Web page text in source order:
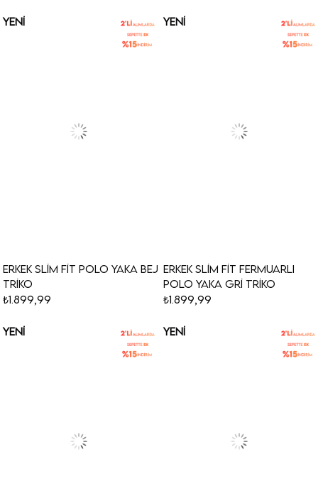
Erkek Slim Fit Polo Yaka Bej
Triko
₺1.899,99
YENI
Erkek Slim Fit Fermuarlı
Polo Yaka Gri Triko
₺1.899,99
YENI
YENI
YENI